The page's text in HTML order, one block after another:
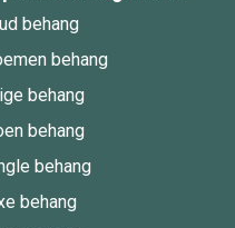
behang
behang
behang
behang
behang
behang